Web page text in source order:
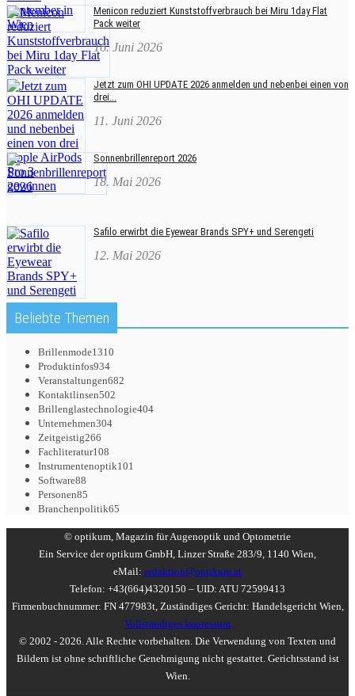
Menicon reduziert Kunststoffverbrauch bei Miru 1day Flat
Pack weiter
16. Juni 2026
Jetzt zum OHI UPDATE 2026 anmelden und nebenbei einen von
drei...
11. Juni 2026
Sonnenbrillenreport 2026
18. Mai 2026
Safilo erwirbt die Eyewear Brands SPY+ und Serengeti
12. Mai 2026
Beliebte Themen
Brillenmode1310
Produktinfos934
Veranstaltungen682
Kontaktlinsen502
Brillenglastechnologie404
Unternehmen304
Zeitgeistig266
Fachliteratur108
Instrumentenoptik101
Software88
Personen85
Branchenpolitik65
© optikum, Magazin für Augenoptik und Optometrie
Ein Service der optikum GmbH, Linzer Straße 283/9, 1140 Wien,
eMail: redaktion@optikum.at
Telefon: +43(664)4320150 – UID: ATU 72599413
Firmenbuchnummer: FN 477983t, Zuständiges Gericht: Handelsgericht Wien,
Vollständiges Impressum
© 2002 - 2026. Alle Rechte vorbehalten. Die Verwendung von Texten und
Bildern ist ohne schriftliche Genehmigung nicht gestattet. Gerichtsstand ist
Wien.